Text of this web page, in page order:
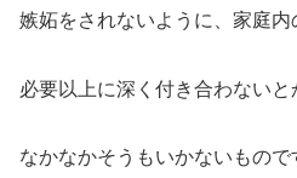
嫉妬をされないように、家庭内
必要以上に深く付き合わないと
なかなかそうもいかないもので